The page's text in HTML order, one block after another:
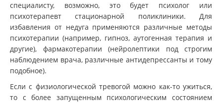
специалисту, возможно, это будет психолог или
психотерапевт стационарной поликлиники. Для
избавления от недуга применяются различные методы
психотерапии (например, гипноз, аутогенная терапия и
другие), фармакотерапии (нейролептики под строгим
наблюдением врача, различные антидепрессанты и тому
подобное).
Если с физиологической тревогой можно как-то ужиться,
то с более запущенным психологическим состоянием